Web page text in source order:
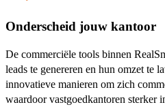
Onderscheid jouw kantoor
De commerciële tools binnen
leads te genereren en hun omzet te
innovatieve manieren om zich
waardoor vastgoedkantoren sterker